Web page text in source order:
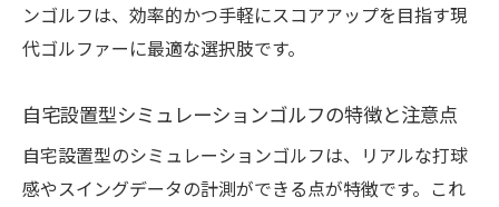
ンゴルフは、効率的かつ手軽にスコアアップを目指す現
代ゴルファーに最適な選択肢です。
自宅設置型シミュレーションゴルフの特徴と注意点
自宅設置型のシミュレーションゴルフは、リアルな打球
感やスイングデータの計測ができる点が特徴です。これ